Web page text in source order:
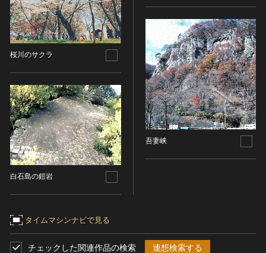
桜川のサクラ
白石島の鎧岩
吾妻峡
タイムマシンナビで見る
チェックした関連作品の検索 連想検索する
その他
生活文化
生活文化（食文化を除く）
食文化
その他
民俗
有形民俗文化財
無形民俗文化財
史跡
古墳
社寺跡又は旧境内
その他